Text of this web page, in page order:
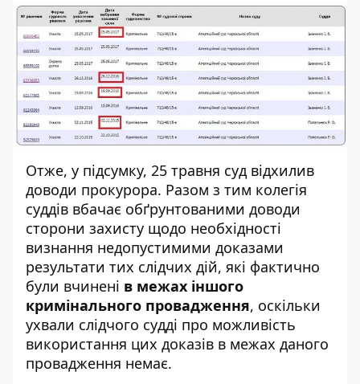
Отже, у підсумку, 25 травня суд відхилив
доводи прокурора. Разом з тим колегія
суддів вбачає обґрунтованими доводи
сторони захисту щодо необхідності
визнання недопустимими доказами
результати тих слідчих дій, які фактично
були вчинені в межах іншого
кримінального провадження, оскільки
ухвали слідчого судді про можливість
використання цих доказів в межах даного
провадження немає.